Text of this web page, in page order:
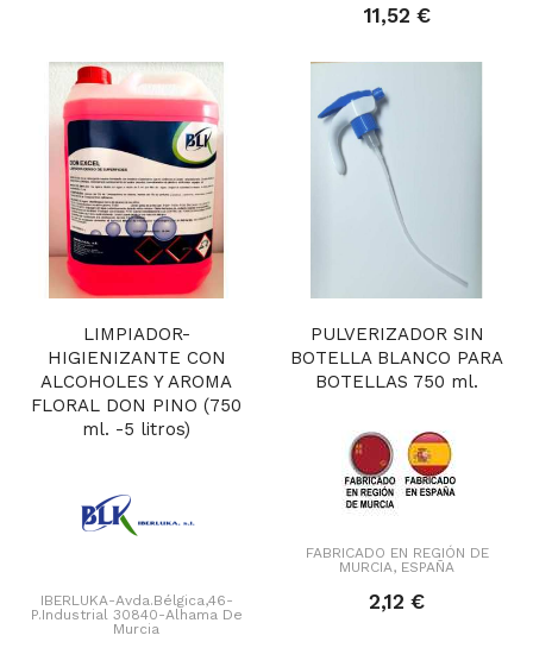
11,52 €
LIMPIADOR-
HIGIENIZANTE CON
ALCOHOLES Y AROMA
FLORAL DON PINO (750
ml. -5 litros)
IBERLUKA-Avda.Bélgica,46-
P.Industrial 30840-Alhama De
Murcia
PULVERIZADOR SIN
BOTELLA BLANCO PARA
BOTELLAS 750 ml.
FABRICADO EN REGIÓN DE
MURCIA, ESPAÑA
2,12 €